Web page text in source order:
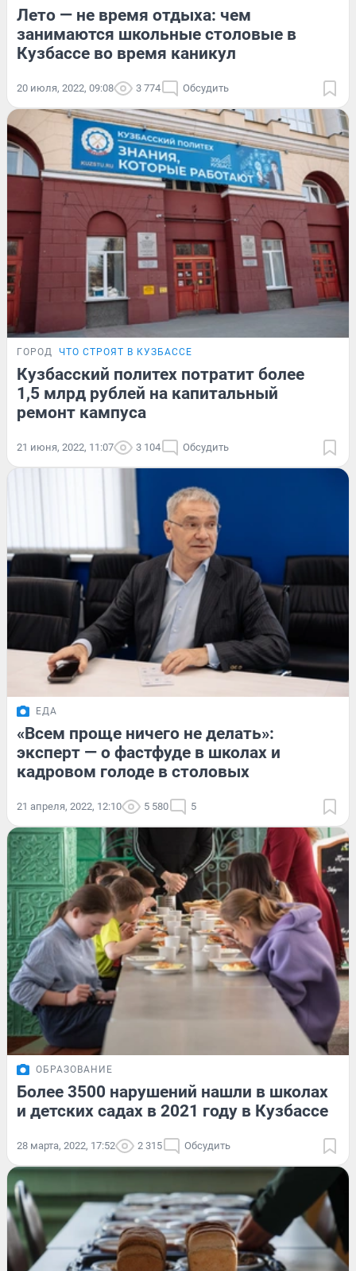
Лето — не время отдыха: чем
занимаются школьные столовые в
Кузбассе во время каникул
20 июля, 2022, 09:08 3 774 Обсудить
ГОРОД ЧТО СТРОЯТ В КУЗБАССЕ
Кузбасский политех потратит более
1,5 млрд рублей на капитальный
ремонт кампуса
21 июня, 2022, 11:07 3 104 Обсудить
ЕДА
«Всем проще ничего не делать»:
эксперт — о фастфуде в школах и
кадровом голоде в столовых
21 апреля, 2022, 12:10 5 580 5
ОБРАЗОВАНИЕ
Более 3500 нарушений нашли в школах
и детских садах в 2021 году в Кузбассе
28 марта, 2022, 17:52 2 315 Обсудить